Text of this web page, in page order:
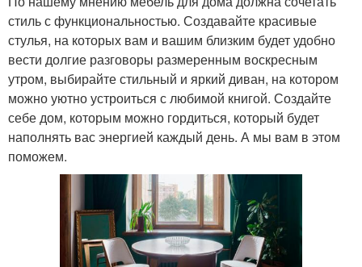
стиль с функциональностью. Создавайте красивые
стулья, на которых вам и вашим близким будет удобно
вести долгие разговоры размеренным воскресным
утром, выбирайте стильный и яркий диван, на котором
можно уютно устроиться с любимой книгой. Создайте
себе дом, которым можно гордиться, который будет
наполнять вас энергией каждый день. А мы вам в этом
поможем.